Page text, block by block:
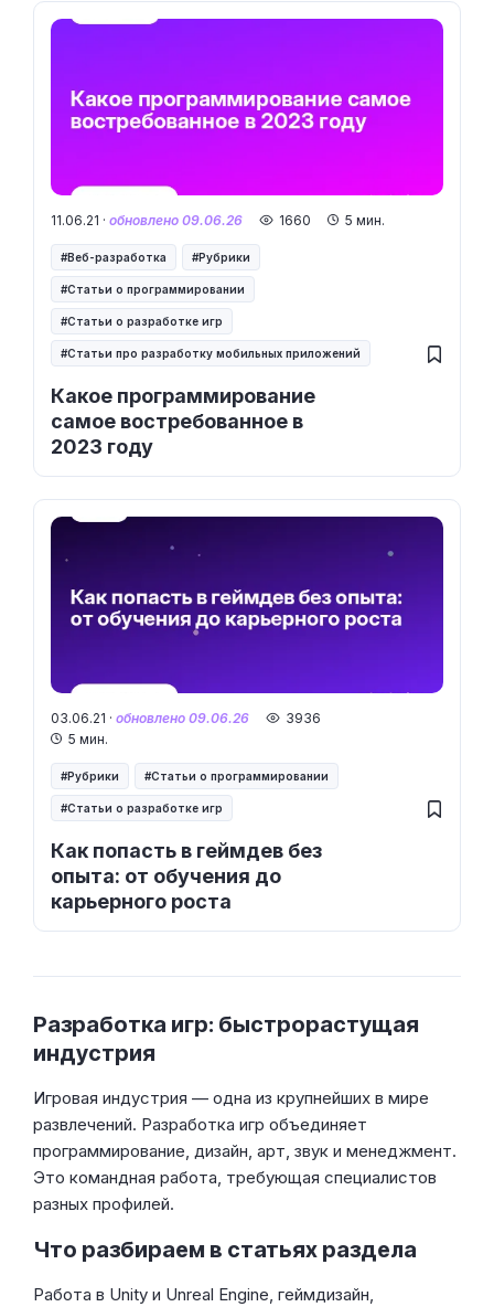
Какое программирование
самое востребованное в
2023 году
11.06.21 · обновлено 09.06.26 1660 5 мин.
Веб-разработка Рубрики
Статьи о программировании
Статьи о разработке игр
Статьи про разработку мобильных приложений
Как попасть в геймдев без
опыта: от обучения до
карьерного роста
03.06.21 · обновлено 09.06.26
3936
5 мин.
Рубрики Статьи о программировании
Статьи о разработке игр
Разработка игр: быстрорастущая
индустрия
Игровая индустрия — одна из крупнейших в мире
развлечений. Разработка игр объединяет
программирование, дизайн, арт, звук и менеджмент.
Это командная работа, требующая специалистов
разных профилей.
Что разбираем в статьях раздела
Работа в Unity и Unreal Engine, геймдизайн,